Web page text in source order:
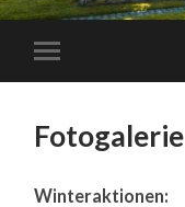
Fotogalerie
Winteraktionen: